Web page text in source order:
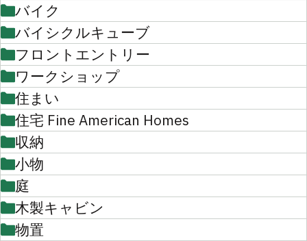
バイク
バイシクルキューブ
フロントエントリー
ワークショップ
住まい
住宅 Fine American Homes
収納
小物
庭
木製キャビン
物置